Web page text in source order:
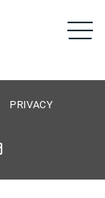
PRIVACY